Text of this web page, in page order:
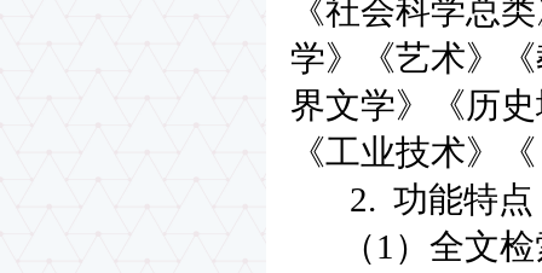
《社会科学总
学》《艺术》
界文学》《历
《工业技术》
2. 功能特点
（1）全文检